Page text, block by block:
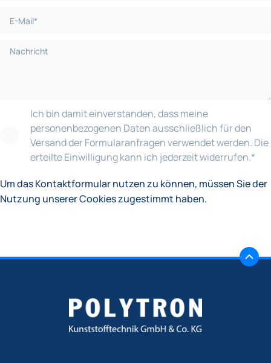
Ich bin damit einverstanden, dass meine
personenbezogenen Daten ausschließlich für den
Versand der Formularanfragen verwendet werden. Die
erteilte Einwilligung kann ich jederzeit widerrufen.*
Um das Kontaktformular nutzen zu können, müssen Sie der
Nutzung unserer Cookies zugestimmt haben.